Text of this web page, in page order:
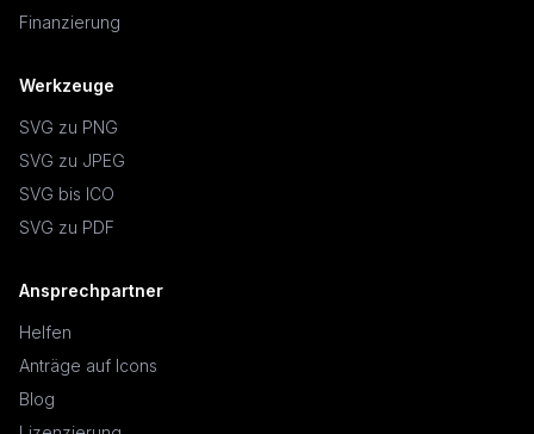
Finanzierung
Werkzeuge
SVG zu PNG
SVG zu JPEG
SVG bis ICO
SVG zu PDF
Ansprechpartner
Helfen
Anträge auf Icons
Blog